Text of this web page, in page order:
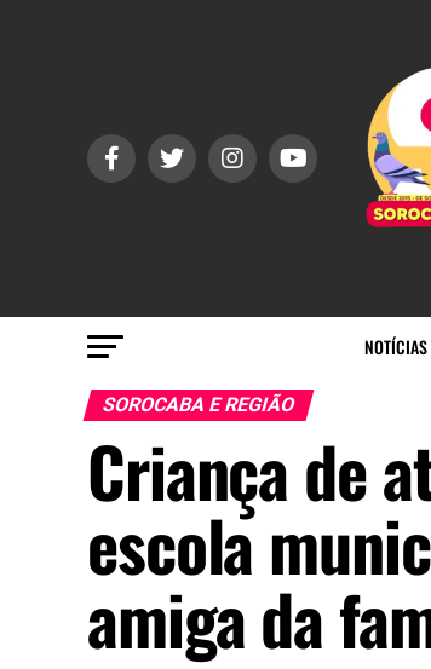
NOTÍCIAS
SOROCABA E REGIÃO
Criança de
escola
amiga da